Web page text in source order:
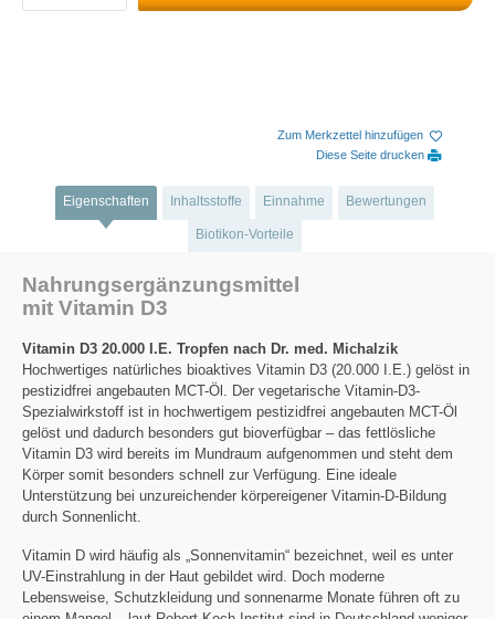
Zum Merkzettel hinzufügen
Diese Seite drucken
Eigenschaften Inhaltsstoffe Einnahme Bewertungen
Biotikon-Vorteile
Nahrungsergänzungsmittel
mit Vitamin D3
Vitamin D3 20.000 I.E. Tropfen nach Dr. med. Michalzik
Hochwertiges natürliches bioaktives Vitamin D3 (20.000 I.E.) gelöst in
pestizidfrei angebauten MCT-Öl. Der vegetarische Vitamin-D3-
Spezialwirkstoff ist in hochwertigem pestizidfrei angebauten MCT-Öl
gelöst und dadurch besonders gut bioverfügbar – das fettlösliche
Vitamin D3 wird bereits im Mundraum aufgenommen und steht dem
Körper somit besonders schnell zur Verfügung. Eine ideale
Unterstützung bei unzureichender körpereigener Vitamin-D-Bildung
durch Sonnenlicht.
Vitamin D wird häufig als „Sonnenvitamin“ bezeichnet, weil es unter
UV-Einstrahlung in der Haut gebildet wird. Doch moderne
Lebensweise, Schutzkleidung und sonnenarme Monate führen oft zu